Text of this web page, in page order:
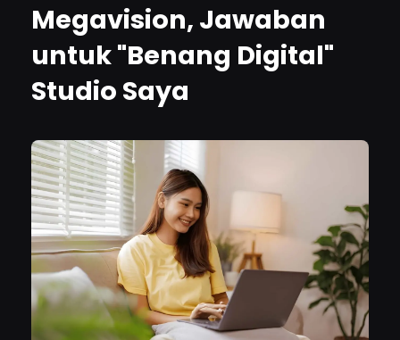
Megavision, Jawaban
untuk "Benang Digital"
Studio Saya